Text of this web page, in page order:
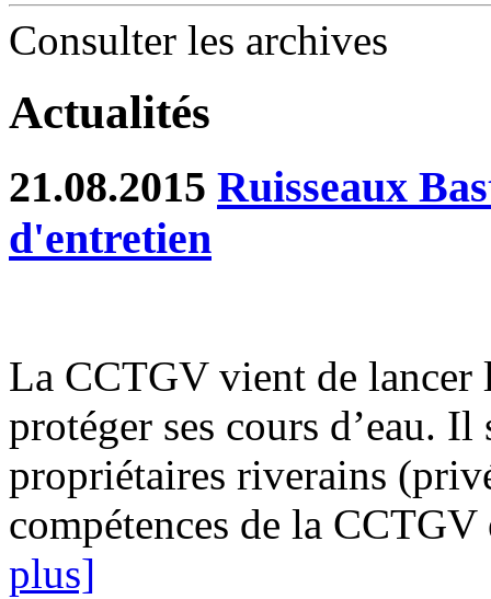
Consulter les archives
Actualités
21.08.2015 Ruisseaux
d'entretien
La CCTGV vient de
protéger ses cours d’eau.
propriétaires riverains
compétences de la CCTGV
plus]